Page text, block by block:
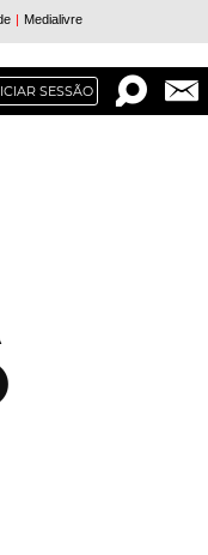
SESSÃO